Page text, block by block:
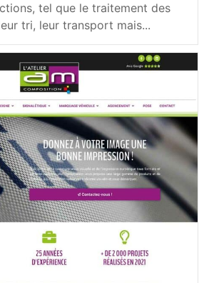
tel que le traitement des
tri, leur transport mais...